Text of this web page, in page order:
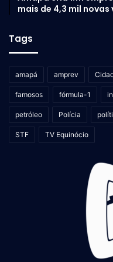
mais de 4,3 mil novas
Tags
amapá amprev
famosos fórmula-1
petróleo Polícia
STF TV Equinócio